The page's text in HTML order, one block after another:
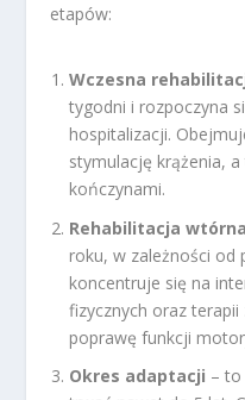
etapów:
Wczesna
tygodni i rozpoczyna
hospitalizacji.
stymulację krążenia,
kończynami.
Rehabilitacja wtórna
roku, w zależności od
koncentruje się na
fizycznych oraz
poprawę funkcji
Okres adaptacji – to